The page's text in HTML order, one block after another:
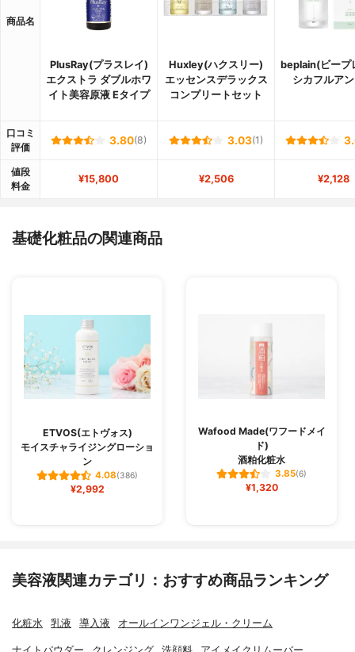
商品名
PlusRay(プラスレイ)
エクストラ ダブルホワ
イト美容原液 Eタイプ
Huxley(ハクスリー)
エッセンスデラックス
コンプリートセット
beplain(ビープ
シカフルア
口コミ
評価
3.80(8) 3.03(1)
値段
料金
¥15,800 ¥2,506 ¥2,128
基礎化粧品の関連商品
ETVOS(エトヴォス)
モイスチャライジングローショ
ン
4.08(386)
¥2,992
Wafood Made(ワフードメイ
ド)
酒粕化粧水
3.85(6)
¥1,320
美容液関連カテゴリ：おすすめ商品ランキング
化粧水 乳液 導入液 オールインワンジェル・クリーム